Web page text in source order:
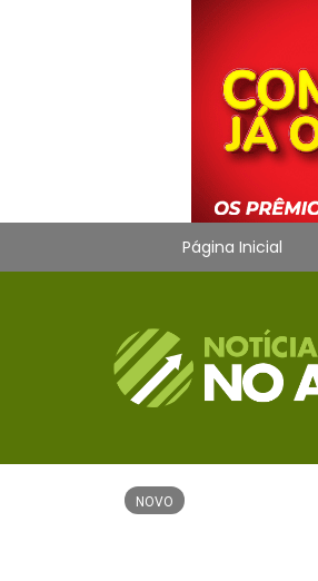
Página Inicial
NOVO Prefeitura de